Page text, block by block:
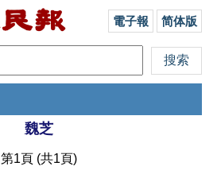
電子報 简体版
魏芝
第1頁 (共1頁)